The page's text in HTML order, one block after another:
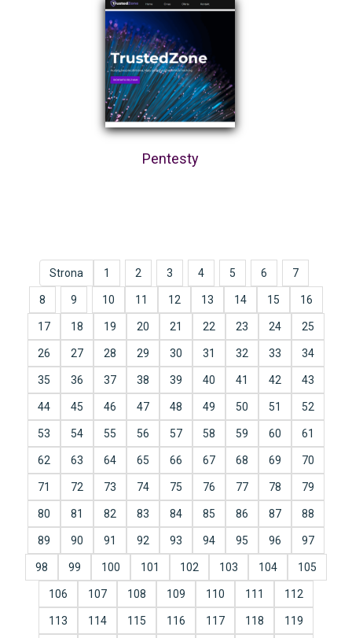
Pentesty
Strona 1 2 3 4 5 6 7
8 9 10 11 12 13 14 15 16
17 18 19 20 21 22 23 24 25
26 27 28 29 30 31 32 33 34
35 36 37 38 39 40 41 42 43
44 45 46 47 48 49 50 51 52
53 54 55 56 57 58 59 60 61
62 63 64 65 66 67 68 69 70
71 72 73 74 75 76 77 78 79
80 81 82 83 84 85 86 87 88
89 90 91 92 93 94 95 96 97
98 99 100 101 102 103 104 105
106 107 108 109 110 111 112
113 114 115 116 117 118 119